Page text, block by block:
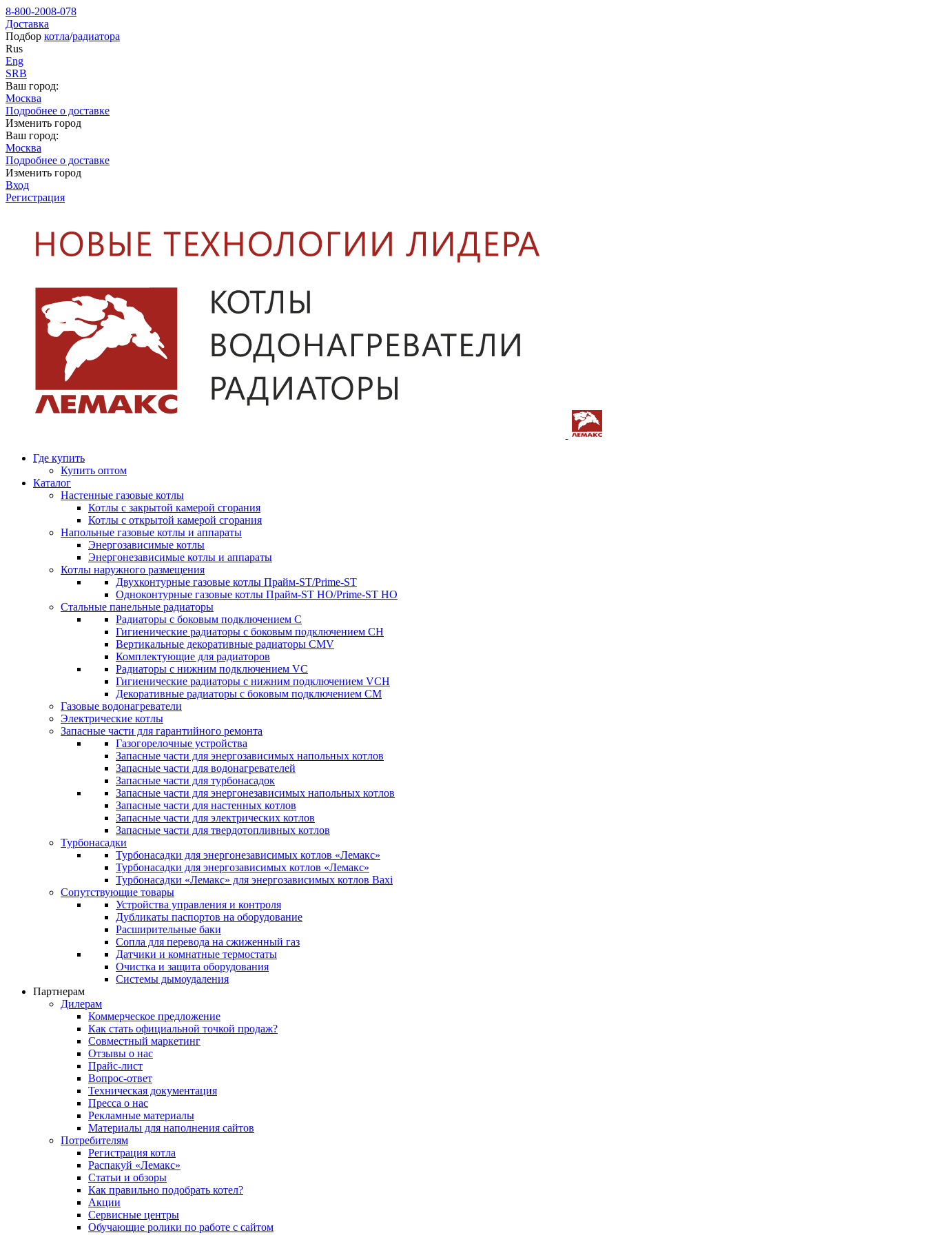
8-800-2008-078
Доставка
Подбор котла/радиатора
Rus
Eng
SRB
Ваш город:
Москва
Подробнее о доставке
Изменить город
Ваш город:
Москва
Подробнее о доставке
Изменить город
Вход
Регистрация
Где купить
Купить оптом
Каталог
Настенные газовые котлы
Котлы с закрытой камерой сгорания
Котлы с открытой камерой сгорания
Напольные газовые котлы и аппараты
Энергозависимые котлы
Энергонезависимые котлы и аппараты
Котлы наружного размещения
Двухконтурные газовые котлы Прайм-ST/Prime-ST
Одноконтурные газовые котлы Прайм-ST HO/Prime-ST HO
Стальные панельные радиаторы
Радиаторы c боковым подключением C
Гигиенические радиаторы c боковым подключением CH
Вертикальные декоративные радиаторы CMV
Комплектующие для радиаторов
Радиаторы c нижним подключением VC
Гигиенические радиаторы c нижним подключением VCH
Декоративные радиаторы с боковым подключением CM
Газовые водонагреватели
Электрические котлы
Запасные части для гарантийного ремонта
Газогорелочные устройства
Запасные части для энергозависимых напольных котлов
Запасные части для водонагревателей
Запасные части для турбонасадок
Запасные части для энергонезависимых напольных котлов
Запасные части для настенных котлов
Запасные части для электрических котлов
Запасные части для твердотопливных котлов
Турбонасадки
Турбонасадки для энергонезависимых котлов «Лемакс»
Турбонасадки для энергозависимых котлов «Лемакс»
Турбонасадки «Лемакс» для энергозависимых котлов Baxi
Сопутствующие товары
Устройства управления и контроля
Дубликаты паспортов на оборудование
Расширительные баки
Сопла для перевода на сжиженный газ
Датчики и комнатные термостаты
Очистка и защита оборудования
Системы дымоудаления
Партнерам
Дилерам
Коммерческое предложение
Как стать официальной точкой продаж?
Совместный маркетинг
Отзывы о нас
Прайс-лист
Вопрос-ответ
Техническая документация
Пресса о нас
Рекламные материалы
Материалы для наполнения сайтов
Потребителям
Регистрация котла
Распакуй «Лемакс»
Статьи и обзоры
Как правильно подобрать котел?
Акции
Сервисные центры
Обучающие ролики по работе с сайтом